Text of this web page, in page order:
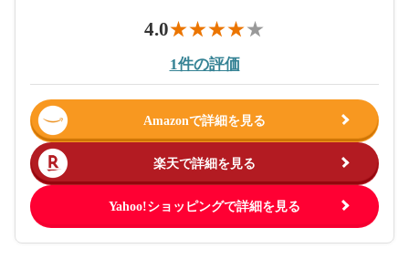
4.0
1件の評価
Amazonで詳細を見る
楽天で詳細を見る
Yahoo!ショッピングで詳細を見る